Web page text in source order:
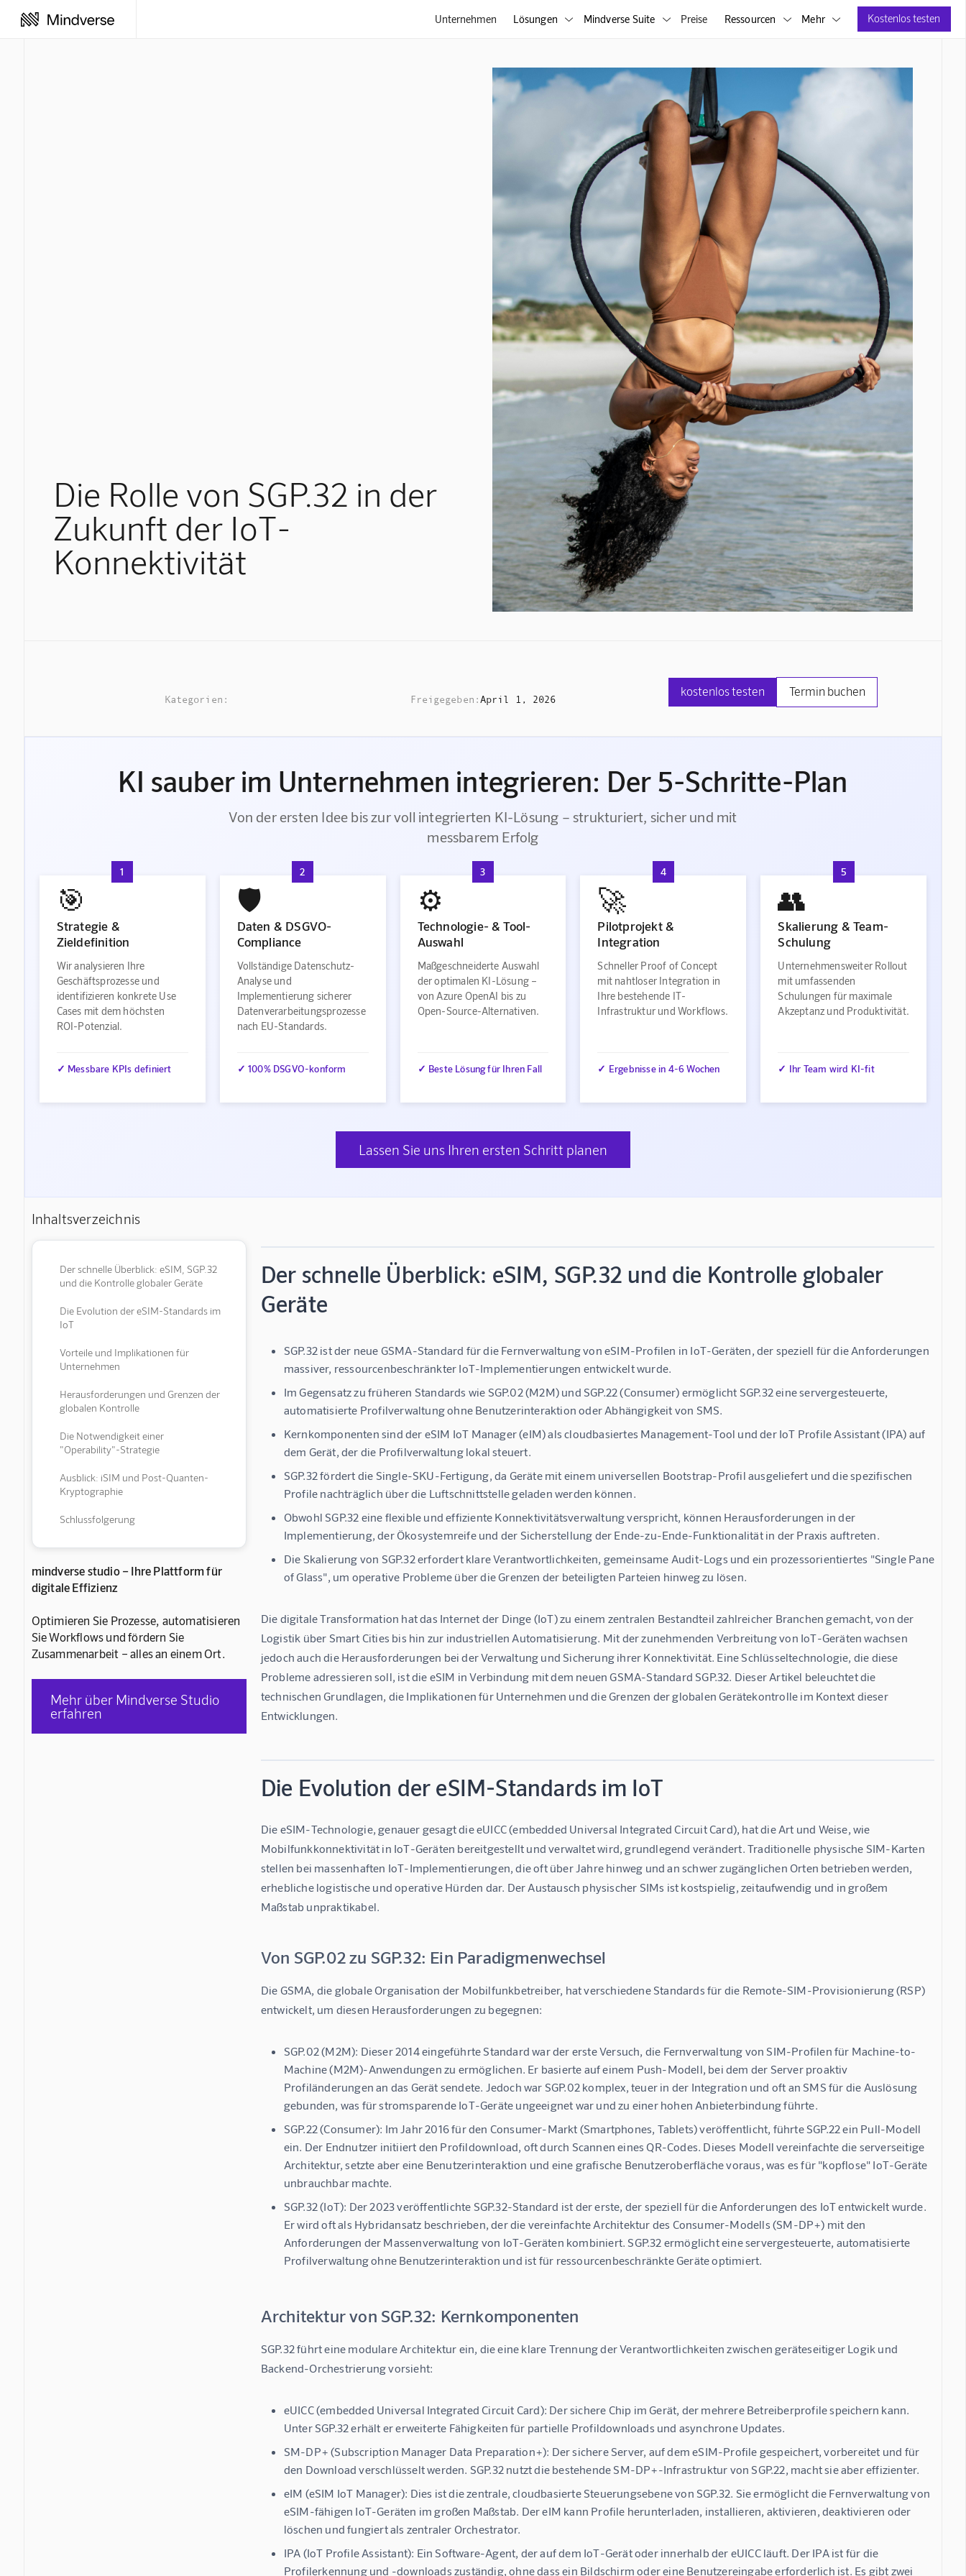
Unternehmen Lösungen  Mindverse Suite  Preise Ressourcen  Mehr  Kostenlos testen
Die Rolle von SGP.32 in der
Zukunft der IoT-
Konnektivität
Kategorien: Freigegeben:April 1, 2026
kostenlos testen Termin buchen
KI sauber im Unternehmen integrieren: Der 5-Schritte-Plan
Von der ersten Idee bis zur voll integrierten KI-Lösung – strukturiert, sicher und mit
messbarem Erfolg
1
🎯
Strategie &
Zieldefinition
Wir analysieren Ihre
Geschäftsprozesse und
identifizieren konkrete Use
Cases mit dem höchsten
ROI-Potenzial.
✓ Messbare KPIs definiert
2
🛡️
Daten & DSGVO-
Compliance
Vollständige Datenschutz-
Analyse und
Implementierung sicherer
Datenverarbeitungsprozesse
nach EU-Standards.
✓ 100% DSGVO-konform
3
⚙️
Technologie- & Tool-
Auswahl
Maßgeschneiderte Auswahl
der optimalen KI-Lösung –
von Azure OpenAI bis zu
Open-Source-Alternativen.
✓ Beste Lösung für Ihren Fall
4
🚀
Pilotprojekt &
Integration
Schneller Proof of Concept
mit nahtloser Integration in
Ihre bestehende IT-
Infrastruktur und Workflows.
✓ Ergebnisse in 4-6 Wochen
5
👥
Skalierung & Team-
Schulung
Unternehmensweiter Rollout
mit umfassenden
Schulungen für maximale
Akzeptanz und Produktivität.
✓ Ihr Team wird KI-fit
Lassen Sie uns Ihren ersten Schritt planen
Inhaltsverzeichnis
Der schnelle Überblick: eSIM, SGP.32
und die Kontrolle globaler Geräte
Die Evolution der eSIM-Standards im
IoT
Vorteile und Implikationen für
Unternehmen
Herausforderungen und Grenzen der
globalen Kontrolle
Die Notwendigkeit einer
"Operability"-Strategie
Ausblick: iSIM und Post-Quanten-
Kryptographie
Schlussfolgerung
mindverse studio – Ihre Plattform für
digitale Effizienz
Optimieren Sie Prozesse, automatisieren
Sie Workflows und fördern Sie
Zusammenarbeit – alles an einem Ort.
Mehr über Mindverse Studio
erfahren
Der schnelle Überblick: eSIM, SGP.32 und die Kontrolle globaler
Geräte
SGP.32 ist der neue GSMA-Standard für die Fernverwaltung von eSIM-Profilen in IoT-Geräten, der speziell für die Anforderungen
massiver, ressourcenbeschränkter IoT-Implementierungen entwickelt wurde.
Im Gegensatz zu früheren Standards wie SGP.02 (M2M) und SGP.22 (Consumer) ermöglicht SGP.32 eine servergesteuerte,
automatisierte Profilverwaltung ohne Benutzerinteraktion oder Abhängigkeit von SMS.
Kernkomponenten sind der eSIM IoT Manager (eIM) als cloudbasiertes Management-Tool und der IoT Profile Assistant (IPA) auf
dem Gerät, der die Profilverwaltung lokal steuert.
SGP.32 fördert die Single-SKU-Fertigung, da Geräte mit einem universellen Bootstrap-Profil ausgeliefert und die spezifischen
Profile nachträglich über die Luftschnittstelle geladen werden können.
Obwohl SGP.32 eine flexible und effiziente Konnektivitätsverwaltung verspricht, können Herausforderungen in der
Implementierung, der Ökosystemreife und der Sicherstellung der Ende-zu-Ende-Funktionalität in der Praxis auftreten.
Die Skalierung von SGP.32 erfordert klare Verantwortlichkeiten, gemeinsame Audit-Logs und ein prozessorientiertes "Single Pane
of Glass", um operative Probleme über die Grenzen der beteiligten Parteien hinweg zu lösen.
Die digitale Transformation hat das Internet der Dinge (IoT) zu einem zentralen Bestandteil zahlreicher Branchen gemacht, von der
Logistik über Smart Cities bis hin zur industriellen Automatisierung. Mit der zunehmenden Verbreitung von IoT-Geräten wachsen
jedoch auch die Herausforderungen bei der Verwaltung und Sicherung ihrer Konnektivität. Eine Schlüsseltechnologie, die diese
Probleme adressieren soll, ist die eSIM in Verbindung mit dem neuen GSMA-Standard SGP.32. Dieser Artikel beleuchtet die
technischen Grundlagen, die Implikationen für Unternehmen und die Grenzen der globalen Gerätekontrolle im Kontext dieser
Entwicklungen.
Die Evolution der eSIM-Standards im IoT
Die eSIM-Technologie, genauer gesagt die eUICC (embedded Universal Integrated Circuit Card), hat die Art und Weise, wie
Mobilfunkkonnektivität in IoT-Geräten bereitgestellt und verwaltet wird, grundlegend verändert. Traditionelle physische SIM-Karten
stellen bei massenhaften IoT-Implementierungen, die oft über Jahre hinweg und an schwer zugänglichen Orten betrieben werden,
erhebliche logistische und operative Hürden dar. Der Austausch physischer SIMs ist kostspielig, zeitaufwendig und in großem
Maßstab unpraktikabel.
Von SGP.02 zu SGP.32: Ein Paradigmenwechsel
Die GSMA, die globale Organisation der Mobilfunkbetreiber, hat verschiedene Standards für die Remote-SIM-Provisionierung (RSP)
entwickelt, um diesen Herausforderungen zu begegnen:
SGP.02 (M2M): Dieser 2014 eingeführte Standard war der erste Versuch, die Fernverwaltung von SIM-Profilen für Machine-to-
Machine (M2M)-Anwendungen zu ermöglichen. Er basierte auf einem Push-Modell, bei dem der Server proaktiv
Profiländerungen an das Gerät sendete. Jedoch war SGP.02 komplex, teuer in der Integration und oft an SMS für die Auslösung
gebunden, was für stromsparende IoT-Geräte ungeeignet war und zu einer hohen Anbieterbindung führte.
SGP.22 (Consumer): Im Jahr 2016 für den Consumer-Markt (Smartphones, Tablets) veröffentlicht, führte SGP.22 ein Pull-Modell
ein. Der Endnutzer initiiert den Profildownload, oft durch Scannen eines QR-Codes. Dieses Modell vereinfachte die serverseitige
Architektur, setzte aber eine Benutzerinteraktion und eine grafische Benutzeroberfläche voraus, was es für "kopflose" IoT-Geräte
unbrauchbar machte.
SGP.32 (IoT): Der 2023 veröffentlichte SGP.32-Standard ist der erste, der speziell für die Anforderungen des IoT entwickelt wurde.
Er wird oft als Hybridansatz beschrieben, der die vereinfachte Architektur des Consumer-Modells (SM-DP+) mit den
Anforderungen der Massenverwaltung von IoT-Geräten kombiniert. SGP.32 ermöglicht eine servergesteuerte, automatisierte
Profilverwaltung ohne Benutzerinteraktion und ist für ressourcenbeschränkte Geräte optimiert.
Architektur von SGP.32: Kernkomponenten
SGP.32 führt eine modulare Architektur ein, die eine klare Trennung der Verantwortlichkeiten zwischen geräteseitiger Logik und
Backend-Orchestrierung vorsieht:
eUICC (embedded Universal Integrated Circuit Card): Der sichere Chip im Gerät, der mehrere Betreiberprofile speichern kann.
Unter SGP.32 erhält er erweiterte Fähigkeiten für partielle Profildownloads und asynchrone Updates.
SM-DP+ (Subscription Manager Data Preparation+): Der sichere Server, auf dem eSIM-Profile gespeichert, vorbereitet und für
den Download verschlüsselt werden. SGP.32 nutzt die bestehende SM-DP+-Infrastruktur von SGP.22, macht sie aber effizienter.
eIM (eSIM IoT Manager): Dies ist die zentrale, cloudbasierte Steuerungsebene von SGP.32. Sie ermöglicht die Fernverwaltung von
eSIM-fähigen IoT-Geräten im großen Maßstab. Der eIM kann Profile herunterladen, installieren, aktivieren, deaktivieren oder
löschen und fungiert als zentraler Orchestrator.
IPA (IoT Profile Assistant): Ein Software-Agent, der auf dem IoT-Gerät oder innerhalb der eUICC läuft. Der IPA ist für die
Profilerkennung und -downloads zuständig, ohne dass ein Bildschirm oder eine Benutzereingabe erforderlich ist. Es gibt zwei